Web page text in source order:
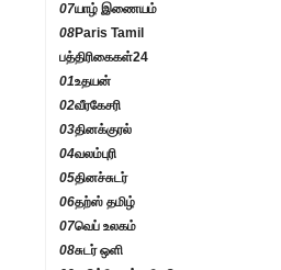
07யாழ் இணையம்
08Paris Tamil
பத்திரிகைகள்24
01உதயன்
02வீரகேசரி
03தினக்குரல்
04வலம்புரி
05தினச்சுடர்
06தற்ஸ் தமிழ்
07வெப் உலகம்
08சுடர் ஒளி